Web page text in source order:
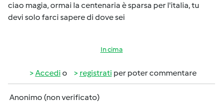
ciao magia, ormai la centenaria è sparsa per l'italia, tu
devi solo farci sapere di dove sei
In cima
Accedi o registrati per poter commentare
Anonimo (non verificato)